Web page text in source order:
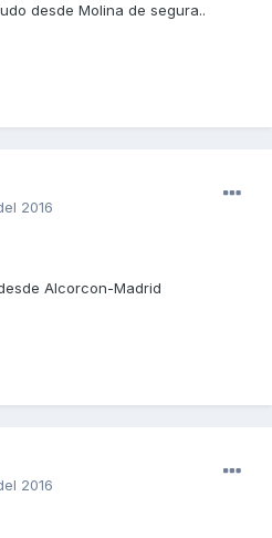
desde Molina de segura..
2016
Alcorcon-Madrid
2016